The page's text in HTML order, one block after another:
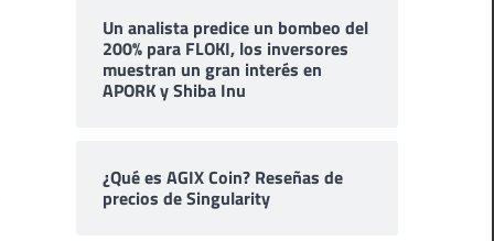
Un analista predice un bombeo del
200% para FLOKI, los inversores
muestran un gran interés en
APORK y Shiba Inu
¿Qué es AGIX Coin? Reseñas de
precios de Singularity